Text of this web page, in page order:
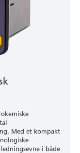
Med et kompakt
i både